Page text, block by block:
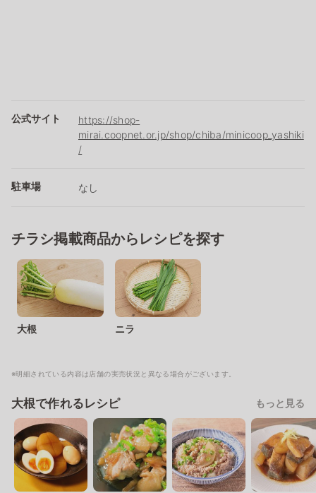
公式サイト
https://shop-
mirai.coopnet.or.jp/shop/chiba/minicoop_yashiki
/
駐車場 なし
チラシ掲載商品からレシピを探す
大根 ニラ
※明細されている内容は店舗の実売状況と異なる場合がございます。
大根で作れるレシピ もっと見る